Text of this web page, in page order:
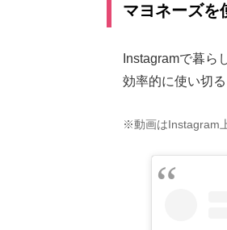
マヨネーズを
Instagramで暮ら
効率的に使い切
※動画はInstagram